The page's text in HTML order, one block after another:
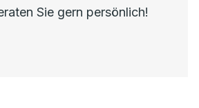
Sie gern persönlich!